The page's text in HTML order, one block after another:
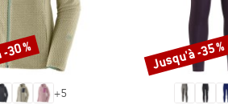
+5
% Remise
Jusqu'à -35 %